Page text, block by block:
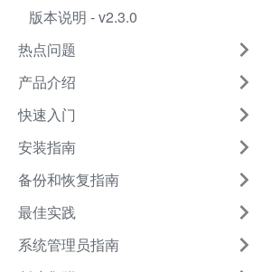
版本说明 - v2.3.0
热点问题
产品介绍
快速入门
安装指南
备份和恢复指南
最佳实践
系统管理员指南